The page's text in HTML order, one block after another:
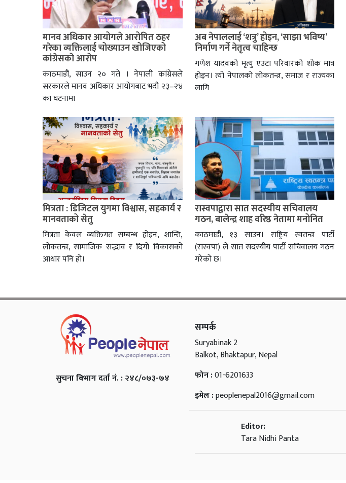
मानव अधिकार आयोगले आरोपित ठहर
गरेका व्यक्तिलाई चोख्याउन खोजिएको
कांग्रेसको आरोप
काठमाडौं, साउन २० गते । नेपाली कांग्रेसले
सरकारले मानव अधिकार आयोगबाट भदौ २३–२४
का घटनामा
अब नेपाललाई ‘शत्रु’ होइन, ‘साझा भविष्य’
निर्माण गर्ने नेतृत्व चाहिन्छ
गणेश यादवको मृत्यु एउटा परिवारको शोक मात्र
होइन। त्यो नेपालको लोकतन्त्र, समाज र राज्यका
लागि
मित्रता : डिजिटल युगमा विश्वास, सहकार्य र
मानवताको सेतु
मित्रता केवल व्यक्तिगत सम्बन्ध होइन, शान्ति,
लोकतन्त्र, सामाजिक सद्भाव र दिगो विकासको
आधार पनि हो।
रास्वपाद्वारा सात सदस्यीय सचिवालय
गठन, बालेन्द्र शाह वरिष्ठ नेतामा मनोनित
काठमाडौं, १३ साउन। राष्ट्रिय स्वतन्त्र पार्टी
(रास्वपा) ले सात सदस्यीय पार्टी सचिवालय गठन
गरेको छ।
सुचना बिभाग दर्ता नं. : २४८/०७३-७४
सम्पर्क
Suryabinak 2
Balkot, Bhaktapur, Nepal
फोन :01-6201633
इमेल :peoplenepal2016@gmail.com
Editor:
Tara Nidhi Panta